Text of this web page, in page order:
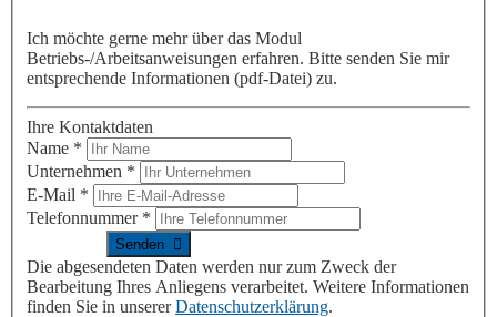
Ich möchte gerne mehrüber das Modul
Betriebs-/Arbeitsanweisungen erfahren. Bitte senden Sie mir
entsprechende Informationen (pdf-Datei) zu.
Ihre Kontaktdaten
Name *
Unternehmen *
E-Mail *
Telefonnummer *
Die abgesendeten Daten werden nur zum Zweck der
Bearbeitung Ihres Anliegens verarbeitet. Weitere Informationen
finden Sie in unsererDatenschutzerklärung.